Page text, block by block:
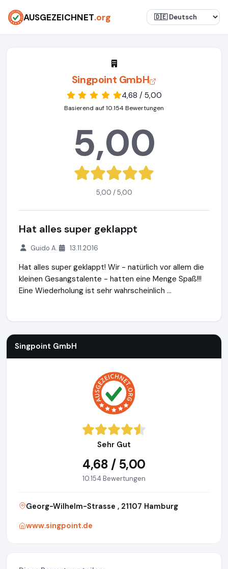
AUSGEZEICHNET.org
Singpoint GmbH
4,68 / 5,00
Basierend auf 10.154 Bewertungen
5,00
5,00 / 5,00
Hat alles super geklappt
Guido A. 13.11.2016
Hat alles super geklappt! Wir - natürlich vor allem die
kleinen Gesangstalente - hatten eine Menge Spaß!!!
Eine Wiederholung ist sehr wahrscheinlich ...
Singpoint GmbH
Sehr Gut
4,68 / 5,00
10.154 Bewertungen
Georg-Wilhelm-Strasse , 21107 Hamburg
www.singpoint.de